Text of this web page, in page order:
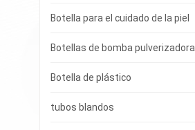
Botella para el cuidado de la piel
Botellas de bomba pulverizadora
Botella de plástico
tubos blandos